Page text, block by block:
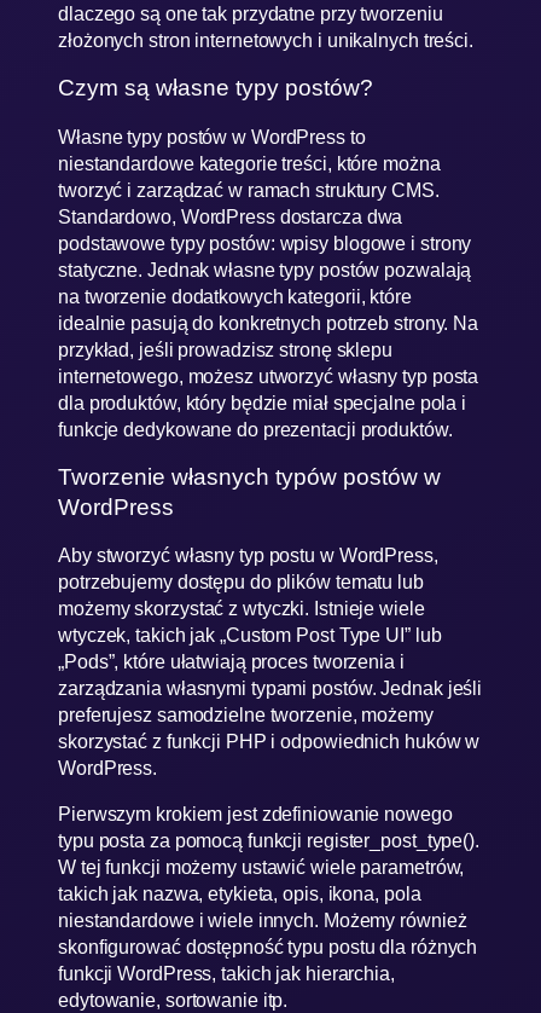
dlaczego są one tak przydatne przy tworzeniu
złożonych stron internetowych i unikalnych treści.
Czym są własne typy postów?
Własne typy postów w WordPress to
niestandardowe kategorie treści, które można
tworzyć i zarządzać w ramach struktury CMS.
Standardowo, WordPress dostarcza dwa
podstawowe typy postów: wpisy blogowe i strony
statyczne. Jednak własne typy postów pozwalają
na tworzenie dodatkowych kategorii, które
idealnie pasują do konkretnych potrzeb strony. Na
przykład, jeśli prowadzisz stronę sklepu
internetowego, możesz utworzyć własny typ posta
dla produktów, który będzie miał specjalne pola i
funkcje dedykowane do prezentacji produktów.
Tworzenie własnych typów postów w
WordPress
Aby stworzyć własny typ postu w WordPress,
potrzebujemy dostępu do plików tematu lub
możemy skorzystać z wtyczki. Istnieje wiele
wtyczek, takich jak „Custom Post Type UI” lub
„Pods”, które ułatwiają proces tworzenia i
zarządzania własnymi typami postów. Jednak jeśli
preferujesz samodzielne tworzenie, możemy
skorzystać z funkcji PHP i odpowiednich huków w
WordPress.
Pierwszym krokiem jest zdefiniowanie nowego
typu posta za pomocą funkcji register_post_type().
W tej funkcji możemy ustawić wiele parametrów,
takich jak nazwa, etykieta, opis, ikona, pola
niestandardowe i wiele innych. Możemy również
skonfigurować dostępność typu postu dla różnych
funkcji WordPress, takich jak hierarchia,
edytowanie, sortowanie itp.